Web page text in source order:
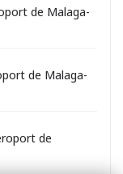
de Malaga-
de Malaga-
de